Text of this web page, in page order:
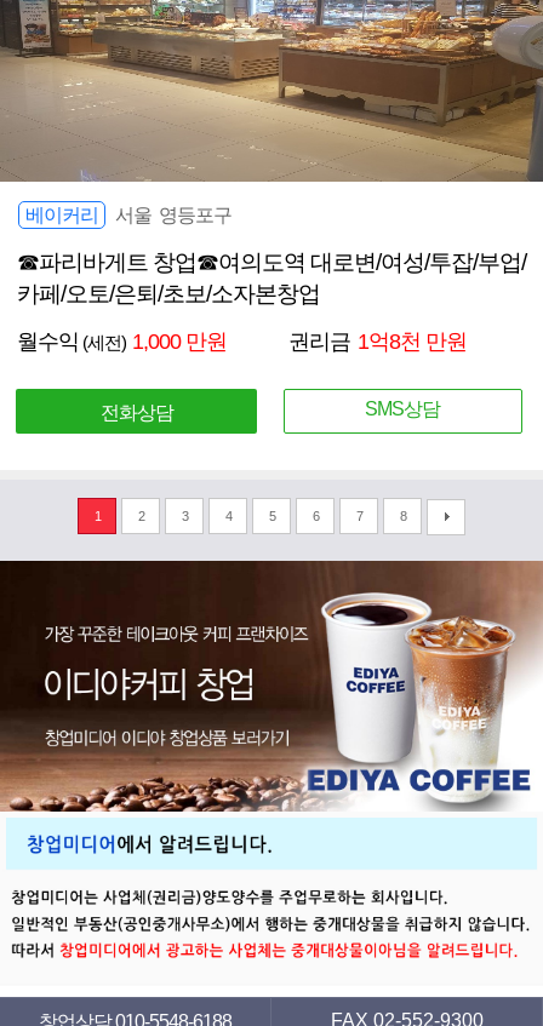
베이커리 서울 영등포구
☎파리바게트 창업☎여의도역 대로변/여성/투잡/부업/
카페/오토/은퇴/초보/소자본창업
월수익 (세전) 1,000 만원 권리금 1억8천 만원
전화상담 SMS상담
1 2 3 4 5 6 7 8
FAX 02-552-9300